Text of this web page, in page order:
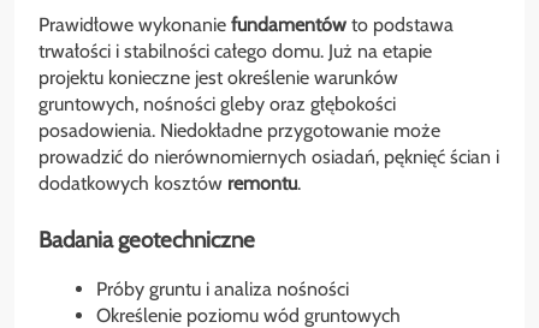
Prawidłowe wykonanie fundamentów to podstawa
trwałości i stabilności całego domu. Już na etapie
projektu konieczne jest określenie warunków
gruntowych, nośności gleby oraz głębokości
posadowienia. Niedokładne przygotowanie może
prowadzić do nierównomiernych osiadań, pęknięć ścian i
dodatkowych kosztów remontu.
Badania geotechniczne
Próby gruntu i analiza nośności
Określenie poziomu wód gruntowych